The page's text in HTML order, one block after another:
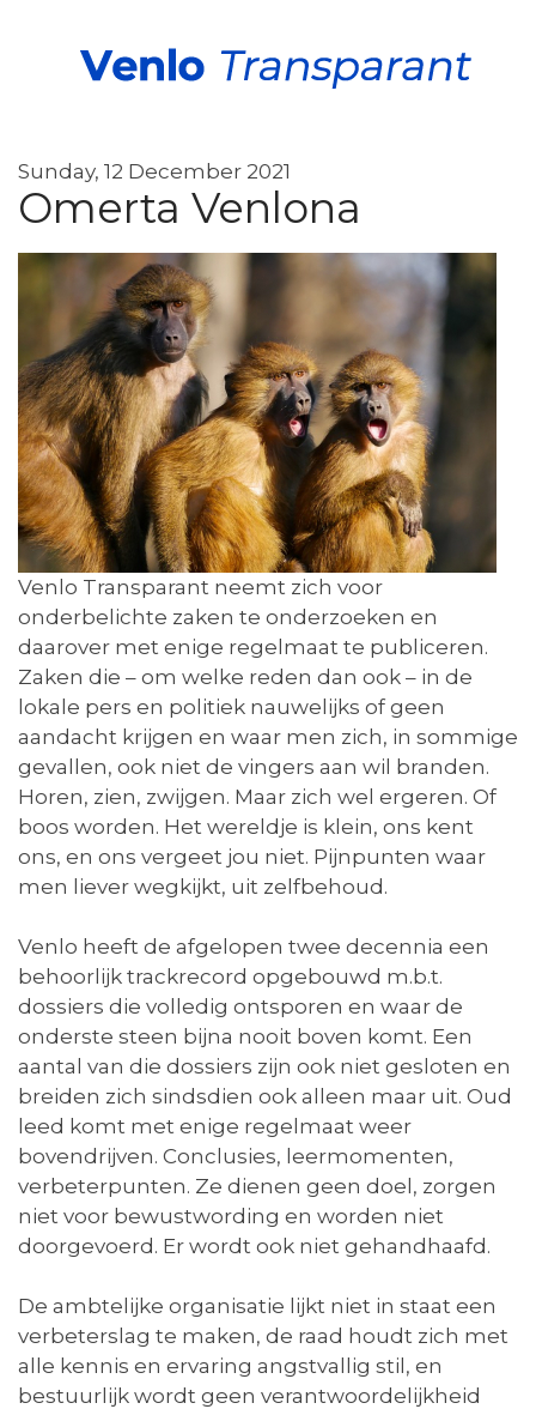
Sunday, 12 December 2021
Omerta Venlona
Venlo Transparant neemt zich voor
onderbelichte zaken te onderzoeken en
daarover met enige regelmaat te publiceren.
Zaken die – om welke reden dan ook – in de
lokale pers en politiek nauwelijks of geen
aandacht krijgen en waar men zich, in sommige
gevallen, ook niet de vingers aan wil branden.
Horen, zien, zwijgen. Maar zich wel ergeren. Of
boos worden. Het wereldje is klein, ons kent
ons, en ons vergeet jou niet. Pijnpunten waar
men liever wegkijkt, uit zelfbehoud.
Venlo heeft de afgelopen twee decennia een
behoorlijk trackrecord opgebouwd m.b.t.
dossiers die volledig ontsporen en waar de
onderste steen bijna nooit boven komt. Een
aantal van die dossiers zijn ook niet gesloten en
breiden zich sindsdien ook alleen maar uit. Oud
leed komt met enige regelmaat weer
bovendrijven. Conclusies, leermomenten,
verbeterpunten. Ze dienen geen doel, zorgen
niet voor bewustwording en worden niet
doorgevoerd. Er wordt ook niet gehandhaafd.
De ambtelijke organisatie lijkt niet in staat een
verbeterslag te maken, de raad houdt zich met
alle kennis en ervaring angstvallig stil, en
bestuurlijk wordt geen verantwoordelijkheid